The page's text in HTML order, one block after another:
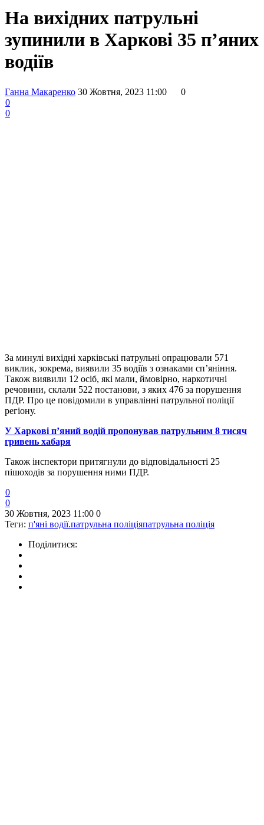
На вихідних патрульні
зупинили в Харкові 35 п’яних
водіїв
Ганна Макаренко 30 Жовтня, 2023 11:00
0
0
0
За минулі вихідні харківські патрульні опрацювали 571
виклик, зокрема, виявили 35 водіїв з ознаками сп’яніння.
Також виявили 12 осіб, які мали, ймовірно, наркотичні
речовини, склали 522 постанови, з яких 476 за порушення
ПДР. Про це повідомили в управлінні патрульної поліції
регіону.
У Харкові п’яний водій пропонував патрульним 8 тисяч
гривень хабаря
Також інспектори притягнули до відповідальності 25
пішоходів за порушення ними ПДР.
0
0
30 Жовтня, 2023 11:00 0
Теги: п'яні водії.патрульна поліціяпатрульна поліція
Поділитися: